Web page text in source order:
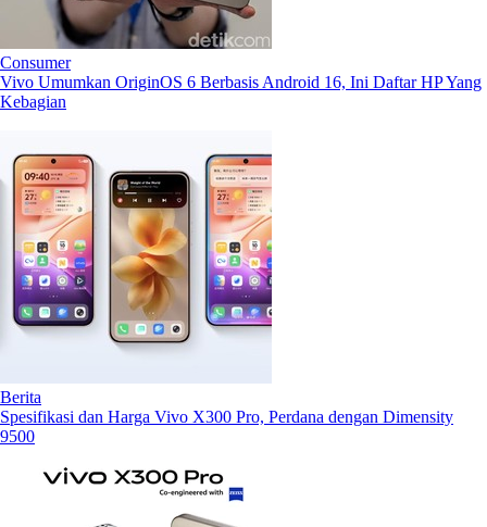
Consumer
Vivo Umumkan OriginOS 6 Berbasis Android 16, Ini Daftar HP Yang
Kebagian
Berita
Spesifikasi dan Harga Vivo X300 Pro, Perdana dengan Dimensity
9500